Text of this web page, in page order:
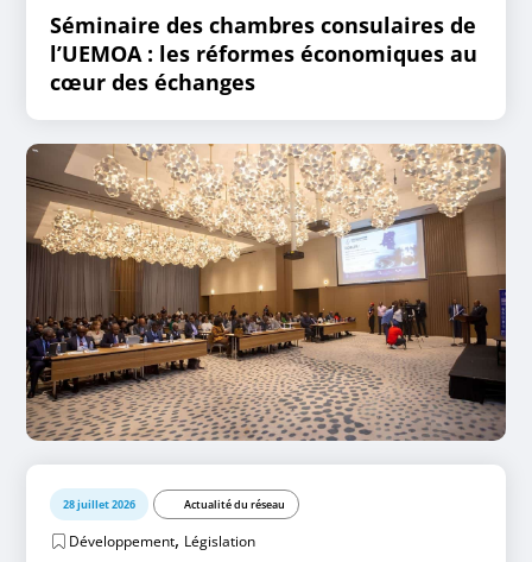
Séminaire des chambres consulaires de
l’UEMOA : les réformes économiques au
cœur des échanges
28 juillet 2026 Actualité du réseau
Développement, Législation